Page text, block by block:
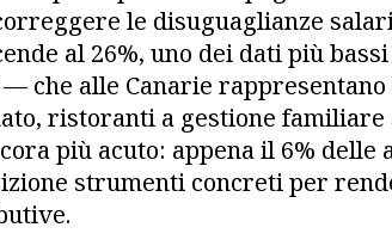
le disuguaglianze
al 26%, uno dei dati più
che alle Canarie
ristoranti a gestione
più acuto: appena il 6% delle
strumenti concreti per